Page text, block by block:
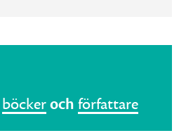
böckeroch författare